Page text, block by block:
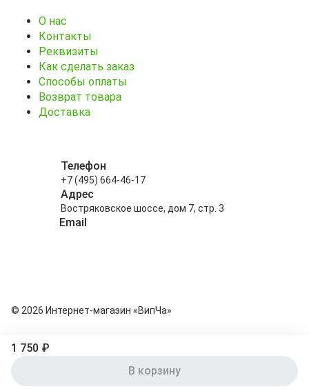
1 750 ₽
В корзину
О нас
Контакты
Реквизиты
Как сделать заказ
Способы оплаты
Возврат товара
Доставка
Телефон
+7 (495) 664-46-17
Адрес
Востряковское шоссе, дом 7, стр. 3
Email
© 2026 Интернет-магазин «ВипЧа»